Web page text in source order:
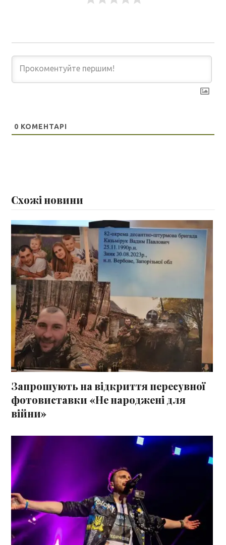
0 КОМЕНТАРІ
Схожі новини
Запрошують на відкриття пересувної
фотовиставки «Не народжені для
війни»